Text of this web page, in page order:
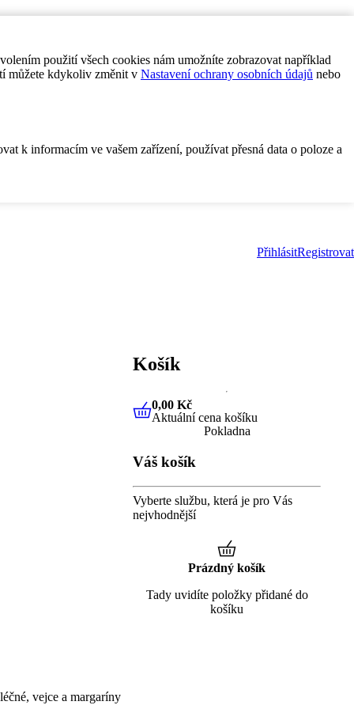
použití všech cookies nám umožníte zobrazovat například
můžete kdykoliv změnit v Nastavení ochrany osobních údajů nebo
k informacím ve vašem zařízení, používat přesná data o poloze a
PřihlásitRegistrovat
vejce a margaríny
Košík
0,00 KčAktuální cena košíku
0,00 Kč
Aktuální cena košíku
Pokladna
Váš košík
Vyberte službu, která je pro Vás
nejvhodnější
Prázdný košík
Tady uvidíte položky přidané do
košíku